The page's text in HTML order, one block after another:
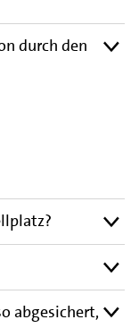
durch den
abgesichert,